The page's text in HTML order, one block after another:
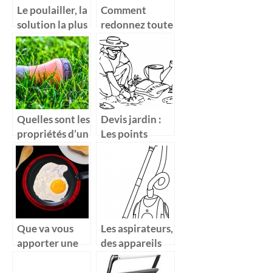
Le poulailler, la
solution la plus
upée
actuellement
pour une
autonomie
alimentaire
Comment
redonnez toute
sa vigueur
d’antan à une
tronçonneuse ?
Quelles sont les
propriétés d’un
bon coffre de
jardin?
Devis jardin :
Les points
positifs du
jardinage
Que va vous
apporter une
Les aspirateurs,
des appareils
de nettoyage